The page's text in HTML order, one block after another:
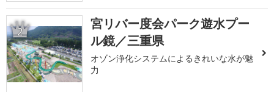
2
宮リバー度会パーク遊水プー
ル鏡／三重県
オゾン浄化システムによるきれいな水が魅
力